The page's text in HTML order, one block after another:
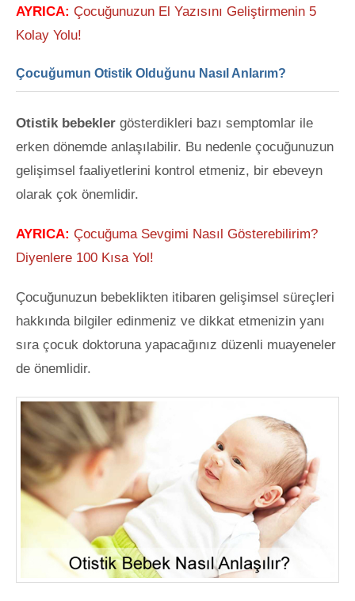
AYRICA: Çocuğunuzun El Yazısını Geliştirmenin 5
Kolay Yolu!
Çocuğumun Otistik Olduğunu Nasıl Anlarım?
Otistik bebekler gösterdikleri bazı semptomlar ile
erken dönemde anlaşılabilir. Bu nedenle çocuğunuzun
gelişimsel faaliyetlerini kontrol etmeniz, bir ebeveyn
olarak çok önemlidir.
AYRICA: Çocuğuma Sevgimi Nasıl Gösterebilirim?
Diyenlere 100 Kısa Yol!
Çocuğunuzun bebeklikten itibaren gelişimsel süreçleri
hakkında bilgiler edinmeniz ve dikkat etmenizin yanı
sıra çocuk doktoruna yapacağınız düzenli muayeneler
de önemlidir.